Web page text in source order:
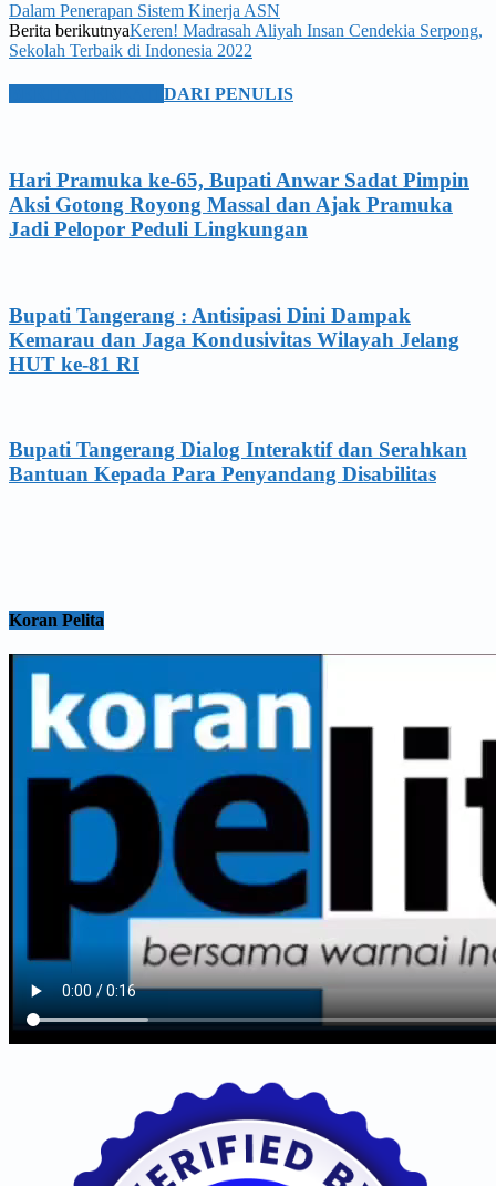
Dalam Penerapan Sistem Kinerja ASN
Berita berikutnyaKeren! Madrasah Aliyah Insan Cendekia Serpong,
Sekolah Terbaik di Indonesia 2022
DARI PENULIS
Hari Pramuka ke-65, Bupati Anwar Sadat Pimpin
Aksi Gotong Royong Massal dan Ajak Pramuka
Jadi Pelopor Peduli Lingkungan
Bupati Tangerang : Antisipasi Dini Dampak
Kemarau dan Jaga Kondusivitas Wilayah Jelang
HUT ke-81 RI
Bupati Tangerang Dialog Interaktif dan Serahkan
Bantuan Kepada Para Penyandang Disabilitas
Koran Pelita